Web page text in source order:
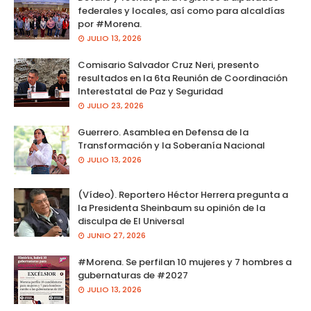
federales y locales, así como para alcaldías
por #Morena.
JULIO 13, 2026
Comisario Salvador Cruz Neri, presento
resultados en la 6ta Reunión de Coordinación
Interestatal de Paz y Seguridad
JULIO 23, 2026
Guerrero. Asamblea en Defensa de la
Transformación y la Soberanía Nacional
JULIO 13, 2026
(Vídeo). Reportero Héctor Herrera pregunta a
la Presidenta Sheinbaum su opinión de la
disculpa de El Universal
JUNIO 27, 2026
#Morena. Se perfilan 10 mujeres y 7 hombres a
gubernaturas de #2027
JULIO 13, 2026